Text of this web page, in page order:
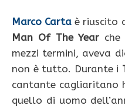
Marco Carta è riuscito
Man Of The Year
mezzi termini, aveva
non è tutto. Durante i
cantante cagliaritano
quello di uomo